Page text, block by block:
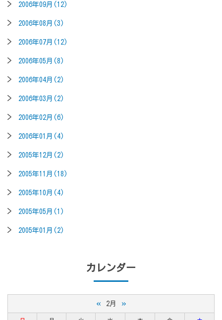
2006年09月(12)
2006年08月(3)
2006年07月(12)
2006年05月(8)
2006年04月(2)
2006年03月(2)
2006年02月(6)
2006年01月(4)
2005年12月(2)
2005年11月(18)
2005年10月(4)
2005年05月(1)
2005年01月(2)
カレンダー
« 2月 »